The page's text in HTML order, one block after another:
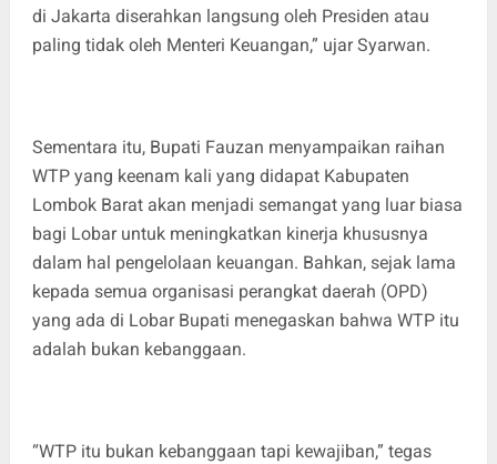
di Jakarta diserahkan langsung oleh Presiden atau
paling tidak oleh Menteri Keuangan,” ujar Syarwan.
Sementara itu, Bupati Fauzan menyampaikan raihan
WTP yang keenam kali yang didapat Kabupaten
Lombok Barat akan menjadi semangat yang luar biasa
bagi Lobar untuk meningkatkan kinerja khususnya
dalam hal pengelolaan keuangan. Bahkan, sejak lama
kepada semua organisasi perangkat daerah (OPD)
yang ada di Lobar Bupati menegaskan bahwa WTP itu
adalah bukan kebanggaan.
“WTP itu bukan kebanggaan tapi kewajiban,” tegas